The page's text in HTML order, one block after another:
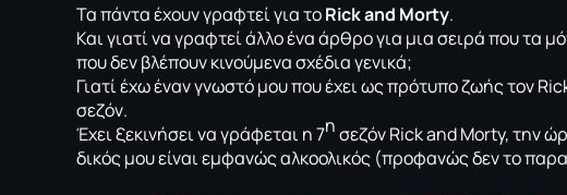
Τα πάντα έχουν γραφτεί για τοRick and Morty.
Και γιατί να γραφτεί άλλο ένα άρθρο για μια σειρά που τα
που δεν βλέπουν κινούμενα σχέδια γενικά;
Γιατί έχω έναν γνωστό μου που έχει ως πρότυπο ζωής τον
σεζόν.
Έχει ξεκινήσει να γράφεται η 7ησεζόν Rick and Morty, την
δικός μου είναι εμφανώς αλκοολικός (προφανώς δεν το